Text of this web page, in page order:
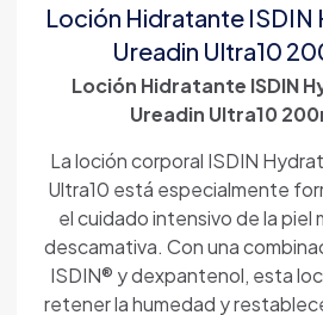
Loción Hidratante ISDIN
Ureadin Ultra10
Loción Hidratante ISDIN
Ureadin Ultra10
La loción corporal ISDIN
Ultra10 está especialmente
el cuidado intensivo de la piel
descamativa. Con una
ISDIN® y dexpantenol, esta
retener la humedad y